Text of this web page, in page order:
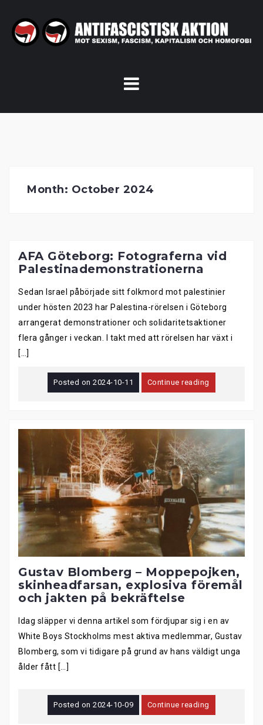
content
Month: October 2024
AFA Göteborg: Fotograferna vid
Palestinademonstrationerna
Sedan Israel påbörjade sitt folkmord mot palestinier
under hösten 2023 har Palestina-rörelsen i Göteborg
arrangerat demonstrationer och solidaritetsaktioner
flera gånger i veckan. I takt med att rörelsen har växt i
[…]
Posted on2024-10-11 Continue reading
Gustav Blomberg – Moppepojken,
skinheadfarsan, explosiva föremål
och jakten på bekräftelse
Idag släpper vi denna artikel som fördjupar sig i en av
White Boys Stockholms mest aktiva medlemmar, Gustav
Blomberg, som vi tidigare på grund av hans väldigt unga
ålder fått […]
Posted on2024-10-09 Continue reading